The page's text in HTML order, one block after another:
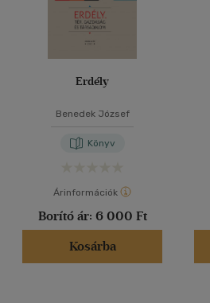
Erdély
Benedek József
Könyv
Árinformációk
Borító ár: 6 000 Ft
Kosárba